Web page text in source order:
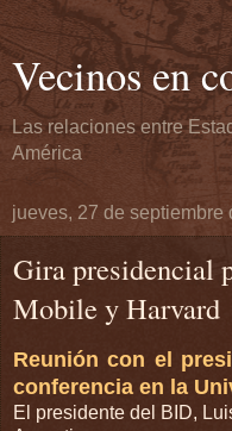
Vecinos en
Las relaciones entre
América
jueves, 27 de septiembre
Gira presidencial
Mobile y Harvard
Reunión con el
conferencia en la
El presidente del BID,